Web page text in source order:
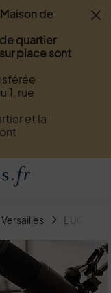
de
quartier
place sont
1, rue
et la
L'UOV en